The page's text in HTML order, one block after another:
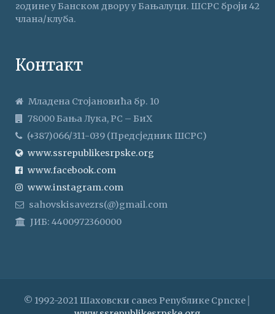
године у Банском двору у Бањалуци. ШСРС броји 42
члана/клуба.
Контакт
Младена Стојановића бр. 10
78000 Бања Лука, РС – БиХ
(+387)066/311-039 (Предсједник ШСРС)
www.ssrepublikesrpske.org
www.facebook.com
www.instagram.com
sahovskisavezrs(@)gmail.com
ЈИБ: 4400972360000
© 1992-2021 Шаховски савез Републике Српске│